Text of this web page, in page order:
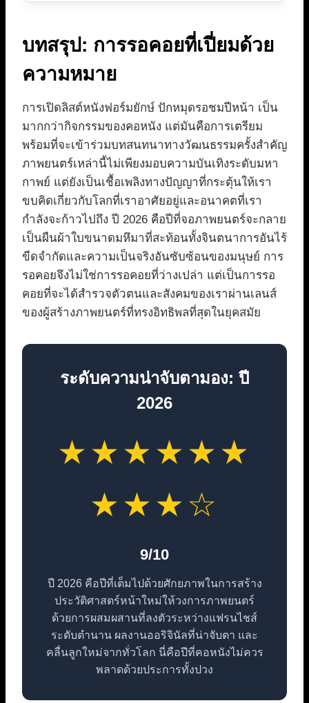
บทสรุป: การรอคอยที่เปี่ยมด้วย
ความหมาย
การเปิดลิสต์หนังฟอร์มยักษ์ ปักหมุดรอชมปีหน้า เป็น
มากกว่ากิจกรรมของคอหนัง แต่มันคือการเตรียม
พร้อมที่จะเข้าร่วมบทสนทนาทางวัฒนธรรมครั้งสำคัญ
ภาพยนตร์เหล่านี้ไม่เพียงมอบความบันเทิงระดับมหา
กาพย์ แต่ยังเป็นเชื้อเพลิงทางปัญญาที่กระตุ้นให้เรา
ขบคิดเกี่ยวกับโลกที่เราอาศัยอยู่และอนาคตที่เรา
กำลังจะก้าวไปถึง ปี 2026 คือปีที่จอภาพยนตร์จะกลาย
เป็นผืนผ้าใบขนาดมหึมาที่สะท้อนทั้งจินตนาการอันไร้
ขีดจำกัดและความเป็นจริงอันซับซ้อนของมนุษย์ การ
รอคอยจึงไม่ใช่การรอคอยที่ว่างเปล่า แต่เป็นการรอ
คอยที่จะได้สำรวจตัวตนและสังคมของเราผ่านเลนส์
ของผู้สร้างภาพยนตร์ที่ทรงอิทธิพลที่สุดในยุคสมัย
ระดับความน่าจับตามอง: ปี
2026
★★★★★★
★★★☆
9/10
ปี 2026 คือปีที่เต็มไปด้วยศักยภาพในการสร้าง
ประวัติศาสตร์หน้าใหม่ให้วงการภาพยนตร์
ด้วยการผสมผสานที่ลงตัวระหว่างแฟรนไชส์
ระดับตำนาน ผลงานออริจินัลที่น่าจับตา และ
คลื่นลูกใหม่จากทั่วโลก นี่คือปีที่คอหนังไม่ควร
พลาดด้วยประการทั้งปวง